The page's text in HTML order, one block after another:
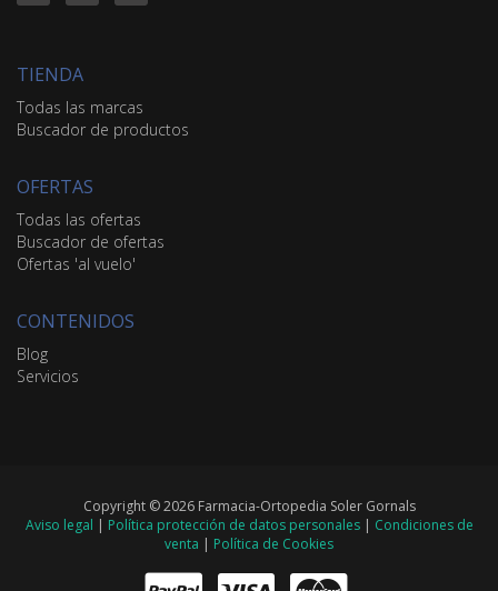
TIENDA
Todas las marcas
Buscador de productos
OFERTAS
Todas las ofertas
Buscador de ofertas
Ofertas 'al vuelo'
CONTENIDOS
Blog
Servicios
Copyright © 2026 Farmacia-Ortopedia Soler Gornals
Aviso legal | Política protección de datos personales| Condiciones de
venta | Política de Cookies